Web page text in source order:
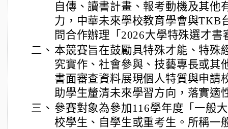
自傳、讀書計畫、報考動機及其他
力， 中華未來學校教育學會與TKB
問合作辦理「2026大學特殊選才書
二、 本競賽旨在鼓勵具特殊才能、特殊
究實作、社會參與、技藝專長或其
書面審查資料展現個人特質與申請
助學生釐清未來學習方向，落實適
三、 參賽對象為參加116學年度「一般
校學生、自學生或重考生。所稱一